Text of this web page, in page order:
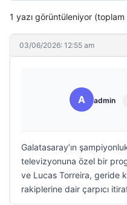
1 yazı görüntüleniyor (toplam
03/06/2026: 12:55 am
A admin
Galatasaray’ın
televizyonuna özel bir
ve Lucas Torreira, geride
rakiplerine dair çarpıcı